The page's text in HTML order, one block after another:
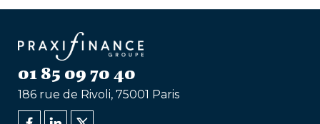
01 85 09 70 40
186 rue de Rivoli, 75001 Paris